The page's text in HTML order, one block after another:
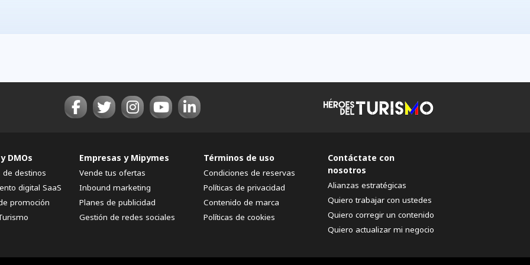
DMOs
de destinos
digital SaaS
promoción
Empresas y Mipymes
Vende tus ofertas
Inbound marketing
Planes de publicidad
Gestión de redes sociales
Términos de uso
Condiciones de reservas
Políticas de privacidad
Contenido de marca
Políticas de cookies
Contáctate con
nosotros
Alianzas estratégicas
Quiero trabajar con ustedes
Quiero corregir un contenido
Quiero actualizar mi negocio